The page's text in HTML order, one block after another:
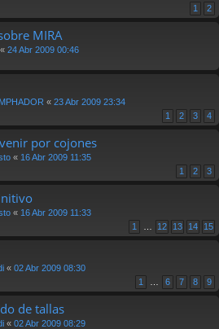
1 2
MIRA
« 24 Abr 2009 00:46
« 23 Abr 2009 23:34
1 2 3 4
por cojones
« 16 Abr 2009 11:35
1 2 3
« 16 Abr 2009 11:33
1 12 13 14 15
« 02 Abr 2009 08:30
1 6 7 8 9
de tallas
« 02 Abr 2009 08:29